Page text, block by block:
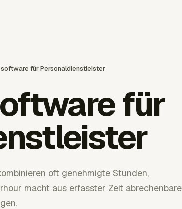
für Personaldienstleister
für
oft genehmigte Stunden,
macht aus erfasster Zeit abrechenbare